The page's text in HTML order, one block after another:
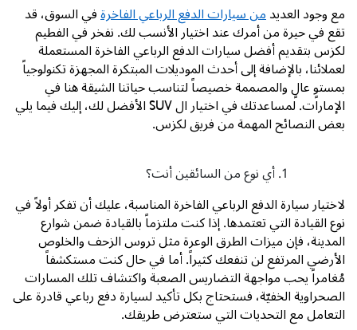
مع وجود العديدمن سيارات الدفع الرباعي الفاخرةفي السوق، قد
تقع في حيرة من أمرك عند اختيار الأنسب لك. نفخر في الفطيم
لكزس بتقديم أفضل سيارات الدفع الرباعي الفاخرة المستعملة
لعملائنا، بالإضافة إلى أحدث الموديلات المبتكرة المجهزة تكنولوجياً
بمستوٍ عالٍ والمصممة خصيصاً لتناسب حياتنا الشيقة هنا في
الإمارات. لمساعدتك في اختيار الSUVالأفضل لك، إليك فيما يلي
بعض النصائح المهمة من فريق لكزس.
أي نوع من السائقين أنت؟
لاختيار سيارة الدفع الرباعي الفاخرة المناسبة، عليك أن تفكر أولاً في
نوع القيادة التي تعتمدها. إذا كنت ملتزماً بالقيادة ضمن شوارع
المدينة، فإن ميزات الطرق الوعرة مثل تروس الزحف والخلوص
الأرضي المرتفع لن تنفعك كثيراً. أما في حال كنت مستكشفاً
مُغامراً يحب مواجهة التضاريس الصعبة واكتشاف تلك المسارات
الصحراوية الخفيّة، فستحتاج بكل تأكيد لسيارة دفع رباعي قادرة على
التعامل مع التحديات التي ستعترض طريقك.